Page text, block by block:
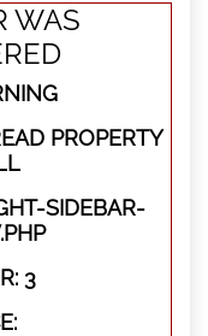
WAS
PROPERTY
SIDEBAR-
3